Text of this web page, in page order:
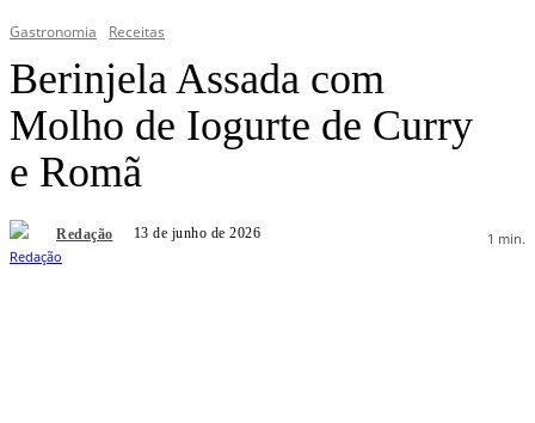
Gastronomia Receitas
Berinjela Assada com
Molho de Iogurte de Curry
e Romã
Redação 13 de junho de 2026 1 min.